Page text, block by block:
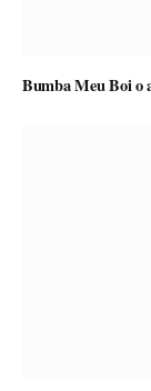
Bumba Meu Boi o